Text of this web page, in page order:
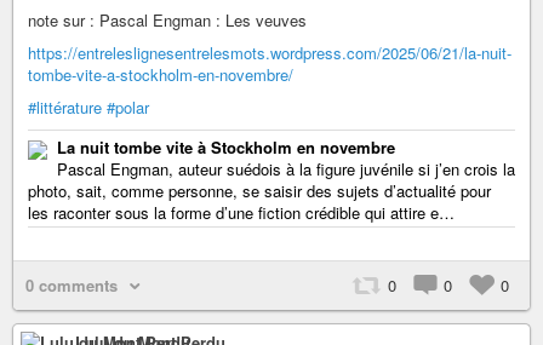
note sur : Pascal Engman : Les veuves
https://entreleslignesentrelesmots.wordpress.com/2025/06/21/la-nuit-
tombe-vite-a-stockholm-en-novembre/
#littérature #polar
La nuit tombe vite à Stockholm en novembre
Pascal Engman, auteur suédois à la figure juvénile si j’en crois la
photo, sait, comme personne, se saisir des sujets d’actualité pour
les raconter sous la forme d’une fiction crédible qui attire e…
0 comments 0 0 0